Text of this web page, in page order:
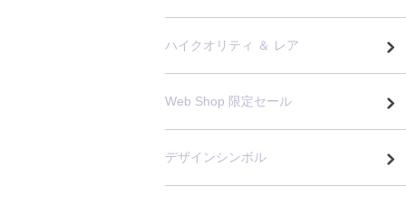
ハイクオリティ ＆ レア
Web Shop 限定セール
デザインシンボル